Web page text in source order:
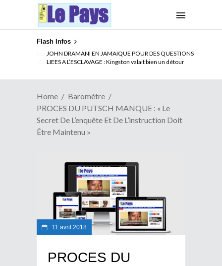
Flash Infos
ELECTION DE TALON A LA TETE DU SENAT BENINOIS :
Quand Patrice quitte le pouvoir sans partir !
Home
Baromètre
PROCES DU PUTSCH MANQUE : « Le
Secret De L’enquête Et De L’instruction Doit
Être Maintenu »
11 avril 2018
PROCES DU